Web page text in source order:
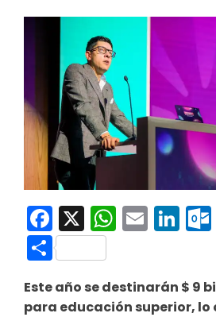
Facebook
X Email
Compartir
Este año se destinarán $ 9
para educación superior, lo